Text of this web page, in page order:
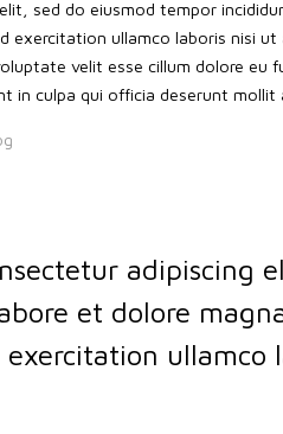
sed do eiusmod tempor
exercitation ullamco laboris nisi
velit esse cillum dolore eu
culpa qui officia deserunt mollit
adipiscing
et dolore
ullamco